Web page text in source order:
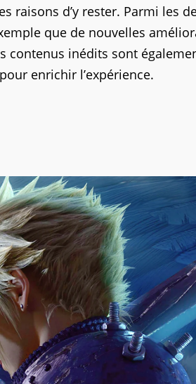
raisons d’y rester. Parmi les
que de nouvelles
contenus inédits sont
enrichir l’expérience.